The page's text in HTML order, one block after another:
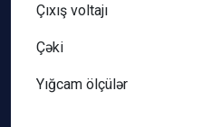
Çıxış voltajı
Çəki
Yığcam ölçülər